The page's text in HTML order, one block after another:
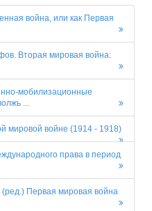
война, или как Первая
Вторая мировая война:
мобилизационные
...
мировой войне (1914 - 1918)
права в период
Первая мировая война